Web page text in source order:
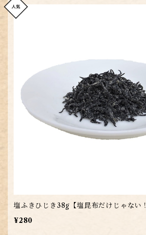
塩ふきひじき38g【塩昆布だけじゃない
¥280